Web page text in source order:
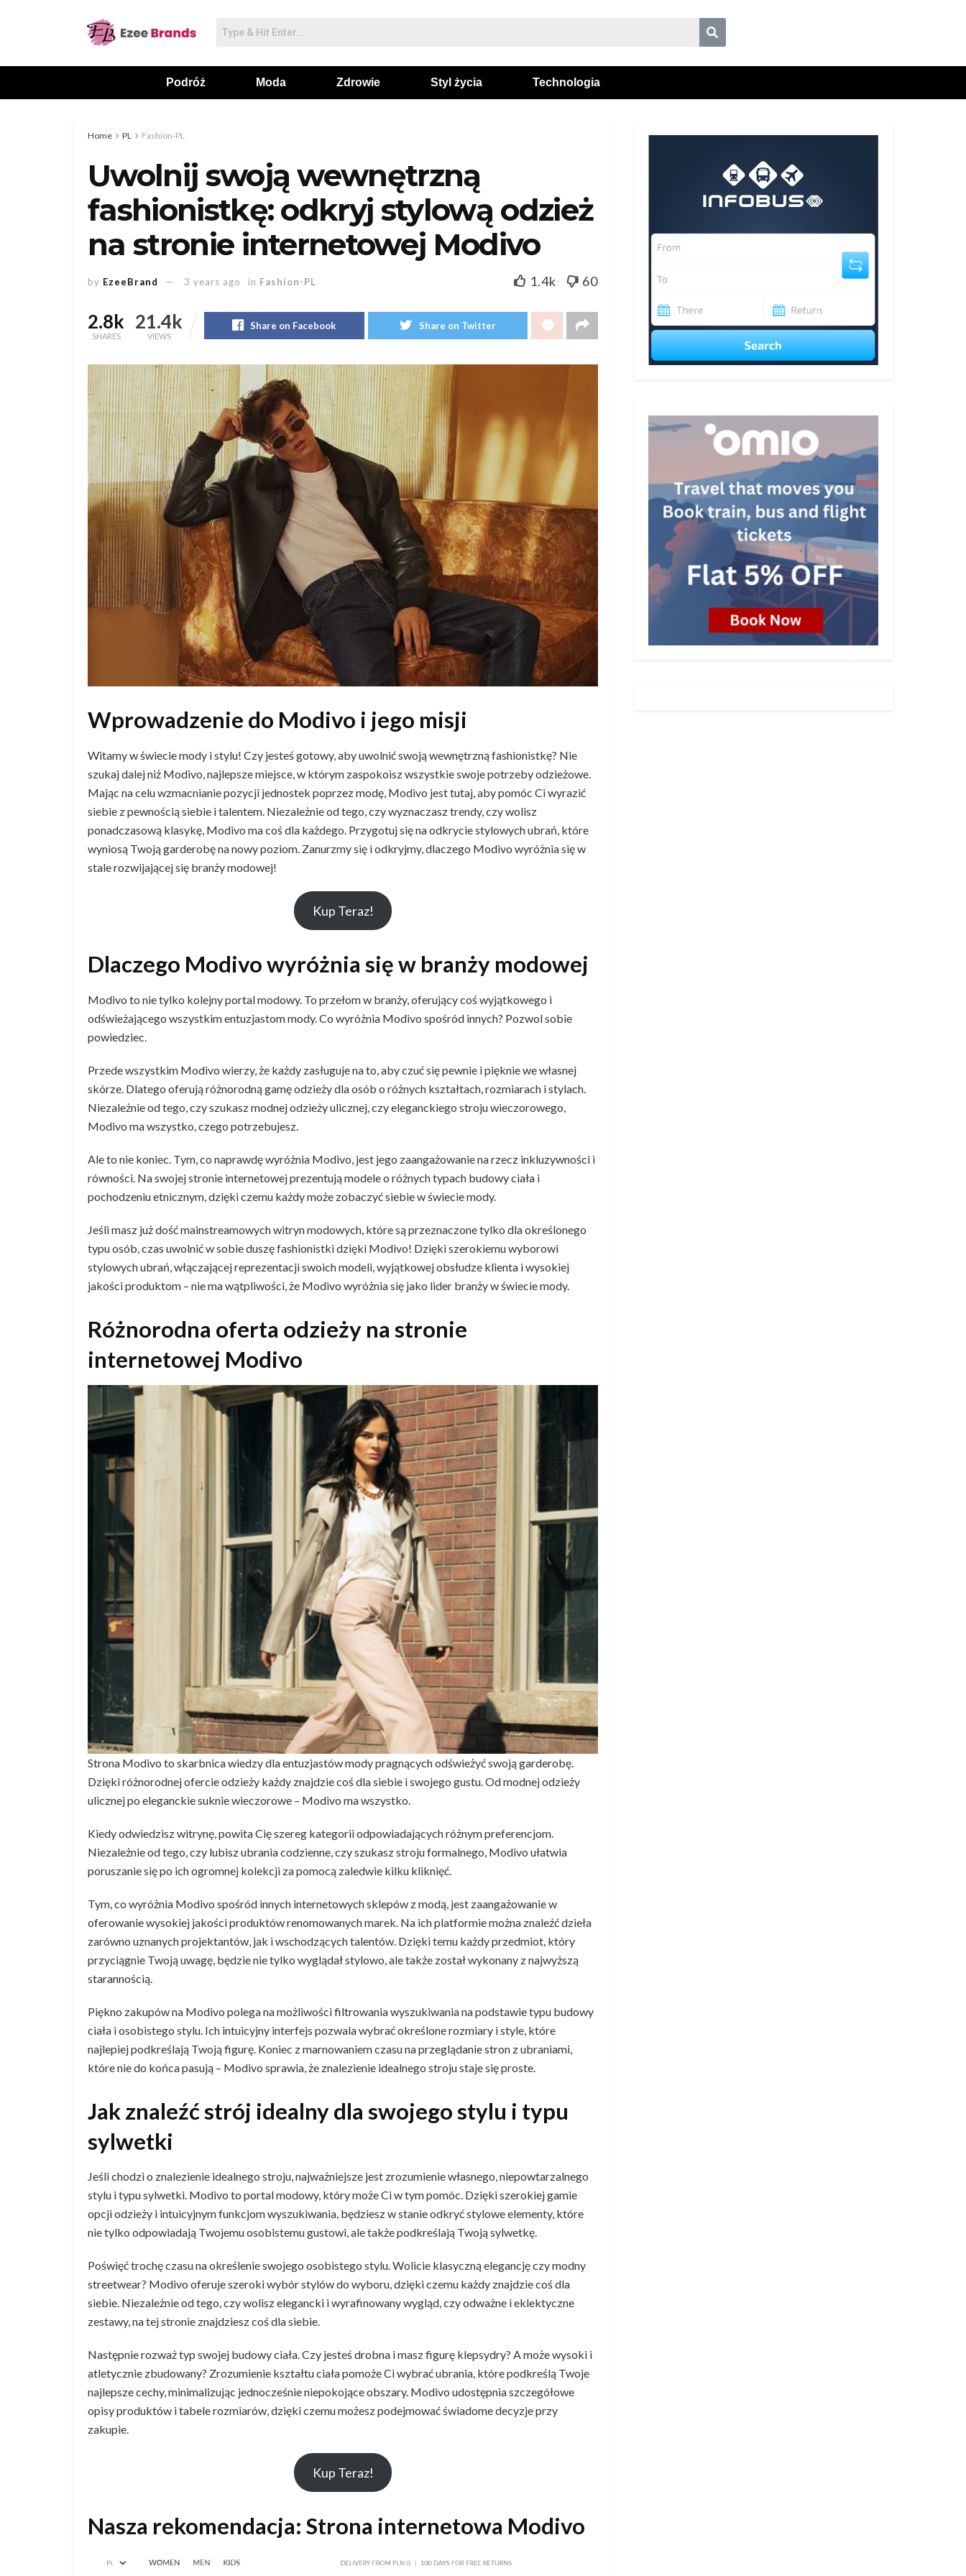
Podróż Moda Zdrowie Styl życia Technologia
Home PL Fashion-PL
Uwolnij swoją wewnętrzną
fashionistkę: odkryj stylową odzież
na stronie internetowej Modivo
by EzeeBrand 3 years ago in Fashion-PL 1.4k 60
2.8k
SHARES
21.4k
VIEWS
Share on Facebook Share on Twitter
Wprowadzenie do Modivo i jego misji
Witamy w świecie mody i stylu! Czy jesteś gotowy, aby uwolnić swoją wewnętrzną fashionistkę? Nie
szukaj dalej niż Modivo, najlepsze miejsce, w którym zaspokoisz wszystkie swoje potrzeby odzieżowe.
Mając na celu wzmacnianie pozycji jednostek poprzez modę, Modivo jest tutaj, aby pomóc Ci wyrazić
siebie z pewnością siebie i talentem. Niezależnie od tego, czy wyznaczasz trendy, czy wolisz
ponadczasową klasykę, Modivo ma coś dla każdego. Przygotuj się na odkrycie stylowych ubrań, które
wyniosą Twoją garderobę na nowy poziom. Zanurzmy się i odkryjmy, dlaczego Modivo wyróżnia się w
stale rozwijającej się branży modowej!
Kup Teraz!
Dlaczego Modivo wyróżnia się w branży modowej
Modivo to nie tylko kolejny portal modowy. To przełom w branży, oferujący coś wyjątkowego i
odświeżającego wszystkim entuzjastom mody. Co wyróżnia Modivo spośród innych? Pozwol sobie
powiedziec.
Przede wszystkim Modivo wierzy, że każdy zasługuje na to, aby czuć się pewnie i pięknie we własnej
skórze. Dlatego oferują różnorodną gamę odzieży dla osób o różnych kształtach, rozmiarach i stylach.
Niezależnie od tego, czy szukasz modnej odzieży ulicznej, czy eleganckiego stroju wieczorowego,
Modivo ma wszystko, czego potrzebujesz.
Ale to nie koniec. Tym, co naprawdę wyróżnia Modivo, jest jego zaangażowanie na rzecz inkluzywności i
równości. Na swojej stronie internetowej prezentują modele o różnych typach budowy ciała i
pochodzeniu etnicznym, dzięki czemu każdy może zobaczyć siebie w świecie mody.
Jeśli masz już dość mainstreamowych witryn modowych, które są przeznaczone tylko dla określonego
typu osób, czas uwolnić w sobie duszę fashionistki dzięki Modivo! Dzięki szerokiemu wyborowi
stylowych ubrań, włączającej reprezentacji swoich modeli, wyjątkowej obsłudze klienta i wysokiej
jakości produktom – nie ma wątpliwości, że Modivo wyróżnia się jako lider branży w świecie mody.
Różnorodna oferta odzieży na stronie
internetowej Modivo
Strona Modivo to skarbnica wiedzy dla entuzjastów mody pragnących odświeżyć swoją garderobę.
Dzięki różnorodnej ofercie odzieży każdy znajdzie coś dla siebie i swojego gustu. Od modnej odzieży
ulicznej po eleganckie suknie wieczorowe – Modivo ma wszystko.
Kiedy odwiedzisz witrynę, powita Cię szereg kategorii odpowiadających różnym preferencjom.
Niezależnie od tego, czy lubisz ubrania codzienne, czy szukasz stroju formalnego, Modivo ułatwia
poruszanie się po ich ogromnej kolekcji za pomocą zaledwie kilku kliknięć.
Tym, co wyróżnia Modivo spośród innych internetowych sklepów z modą, jest zaangażowanie w
oferowanie wysokiej jakości produktów renomowanych marek. Na ich platformie można znaleźć dzieła
zarówno uznanych projektantów, jak i wschodzących talentów. Dzięki temu każdy przedmiot, który
przyciągnie Twoją uwagę, będzie nie tylko wyglądał stylowo, ale także został wykonany z najwyższą
starannością.
Piękno zakupów na Modivo polega na możliwości filtrowania wyszukiwania na podstawie typu budowy
ciała i osobistego stylu. Ich intuicyjny interfejs pozwala wybrać określone rozmiary i style, które
najlepiej podkreślają Twoją figurę. Koniec z marnowaniem czasu na przeglądanie stron z ubraniami,
które nie do końca pasują – Modivo sprawia, że znalezienie idealnego stroju staje się proste.
Jak znaleźć strój idealny dla swojego stylu i typu
sylwetki
Jeśli chodzi o znalezienie idealnego stroju, najważniejsze jest zrozumienie własnego, niepowtarzalnego
stylu i typu sylwetki. Modivo to portal modowy, który może Ci w tym pomóc. Dzięki szerokiej gamie
opcji odzieży i intuicyjnym funkcjom wyszukiwania, będziesz w stanie odkryć stylowe elementy, które
nie tylko odpowiadają Twojemu osobistemu gustowi, ale także podkreślają Twoją sylwetkę.
Poświęć trochę czasu na określenie swojego osobistego stylu. Wolicie klasyczną elegancję czy modny
streetwear? Modivo oferuje szeroki wybór stylów do wyboru, dzięki czemu każdy znajdzie coś dla
siebie. Niezależnie od tego, czy wolisz elegancki i wyrafinowany wygląd, czy odważne i eklektyczne
zestawy, na tej stronie znajdziesz coś dla siebie.
Następnie rozważ typ swojej budowy ciała. Czy jesteś drobna i masz figurę klepsydry? A może wysoki i
atletycznie zbudowany? Zrozumienie kształtu ciała pomoże Ci wybrać ubrania, które podkreślą Twoje
najlepsze cechy, minimalizując jednocześnie niepokojące obszary. Modivo udostępnia szczegółowe
opisy produktów i tabele rozmiarów, dzięki czemu możesz podejmować świadome decyzje przy
zakupie.
Kup Teraz!
Nasza rekomendacja: Strona internetowa Modivo